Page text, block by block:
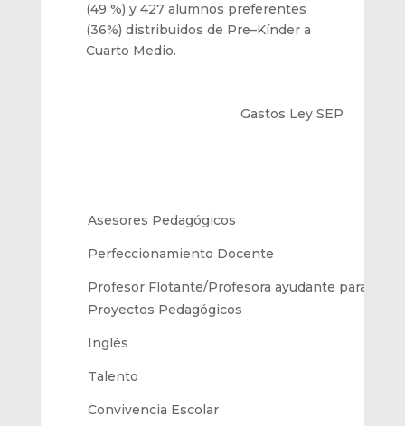
(49 %) y 427alumnos preferentes
(36%) distribuidos de Pre–Kínder a
Cuarto Medio.
Gastos Ley SEP
Asesores Pedagógicos
Perfeccionamiento Docente
Profesor Flotante/Profesora ayudante para cada
Proyectos Pedagógicos
Inglés
Talento
Convivencia Escolar